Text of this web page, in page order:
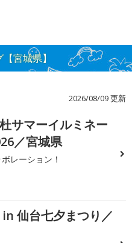
宮城県】
2026/08/09 更新
サマーイルミネー
／宮城県
レーション！
in 仙台七夕まつり／